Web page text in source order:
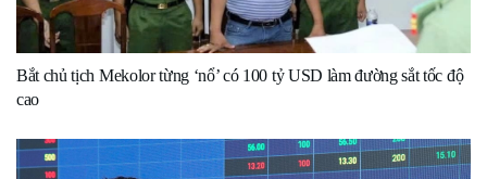
Bắt chủ tịch Mekolor từng ‘nổ’ có 100 tỷ USD làm đường sắt tốc độ
cao